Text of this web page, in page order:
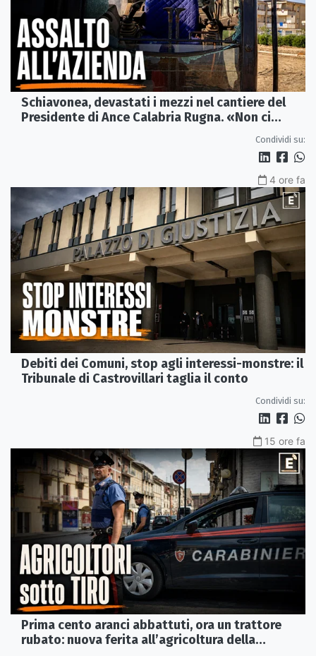
Schiavonea, devastati i mezzi nel cantiere del
Presidente di Ance Calabria Rugna. «Non ci
Condividi su:
4 ore fa
Debiti dei Comuni, stop agli interessi-monstre: il
Tribunale di Castrovillari taglia il conto
Condividi su:
15 ore fa
Prima cento aranci abbattuti, ora un trattore
rubato: nuova ferita all’agricoltura della